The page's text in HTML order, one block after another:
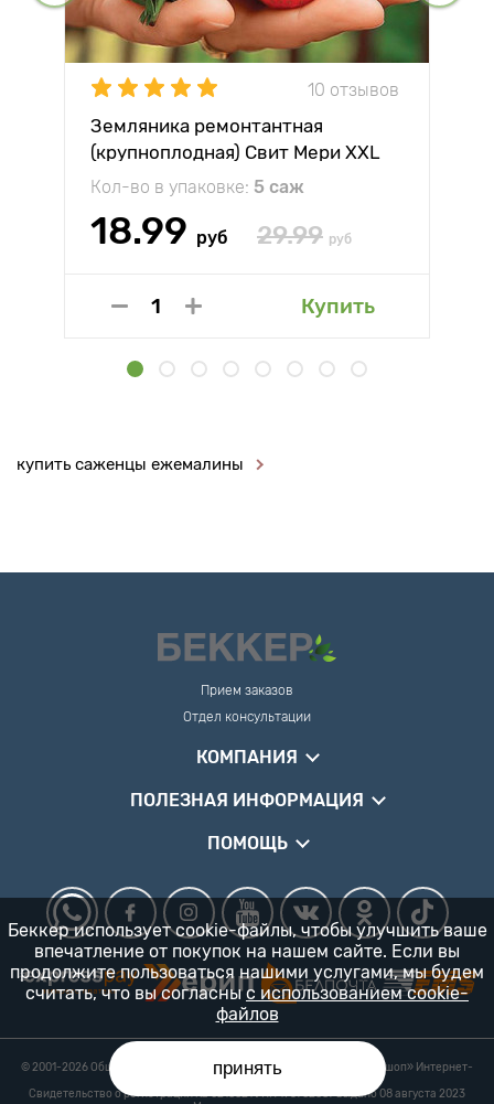
10 отзывов
Земляника ремонтантная
(крупноплодная) Свит Мери XXL
Кол-во в упаковке: 5 саж
18.99 руб 29.99 руб
Купить
купить саженцы ежемалины
Прием заказов
Отдел консультации
КОМПАНИЯ
ПОЛЕЗНАЯ ИНФОРМАЦИЯ
ПОМОЩЬ
© 2001-2026 Общество с ограниченной ответственностью «Гарденшоп» Интернет-
магазин «БЕККЕР™» 24/7
Свидетельство о регистрации № 0218821 УНП 193702687 выдано 08 августа 2023
Беккер использует cookie-файлы, чтобы улучшить ваше
впечатление от покупок на нашем сайте. Если вы
продолжите пользоваться нашими услугами, мы будем
считать, что вы согласны с использованием cookie-
файлов
принять